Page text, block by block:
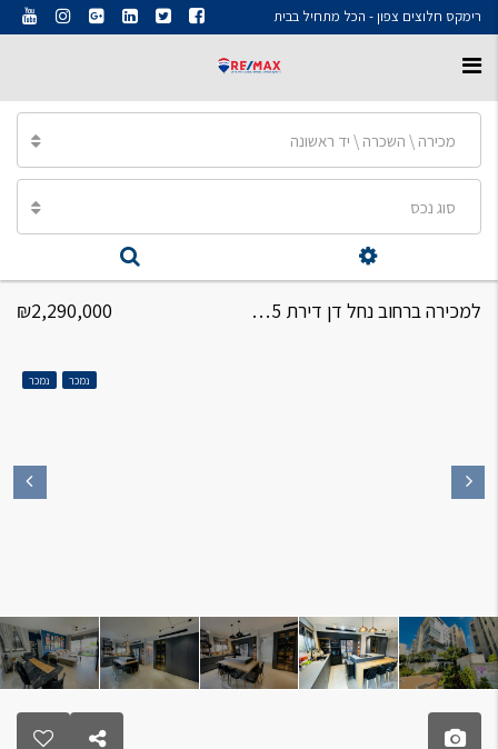
רימקס חלוצים צפון - הכל מתחיל בבית
מכירה \ השכרה \ יד ראשונה
סוג נכס
למכירה ברחוב נחל דן דירת 5 חדרים ₪2,290,000
נמכר נמכר